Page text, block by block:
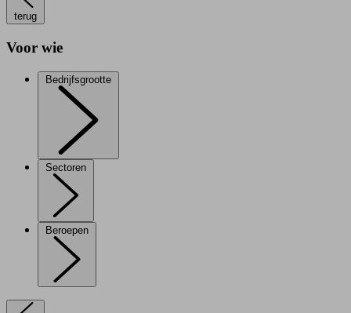
terug
Voor wie
Bedrijfsgrootte
Sectoren
Beroepen